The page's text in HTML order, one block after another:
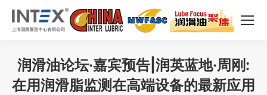
润滑油论坛·嘉宾预告|润英蓝地·周刚:
在用润滑脂监测在高端设备的最新应用